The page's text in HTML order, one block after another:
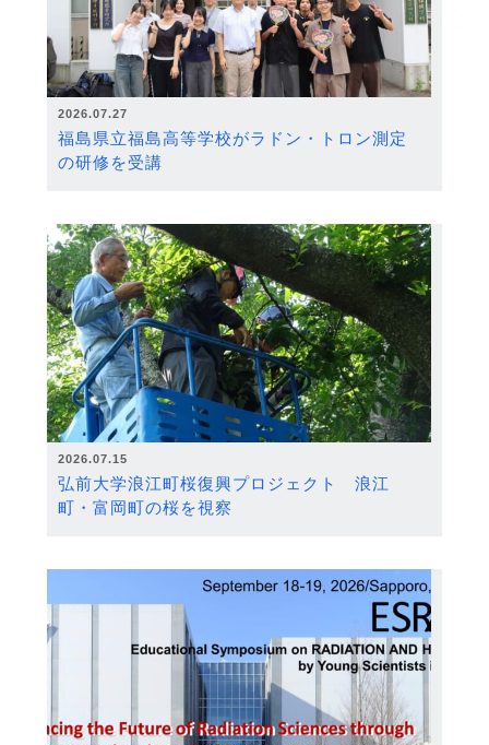
2026.07.27
福島県立福島高等学校がラドン・トロン測定
の研修を受講
2026.07.15
弘前大学浪江町桜復興プロジェクト 浪江
町・富岡町の桜を視察